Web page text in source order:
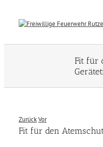
Inhalt
springen
Fit für
ZurückVor
Fit für den